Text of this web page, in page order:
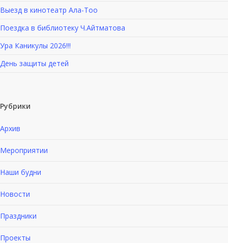
Выезд в кинотеатр Ала-Тоо
Поездка в библиотеку Ч.Айтматова
Ура Каникулы 2026!!!
День защиты детей
Рубрики
Архив
Мероприятии
Наши будни
Новости
Праздники
Проекты